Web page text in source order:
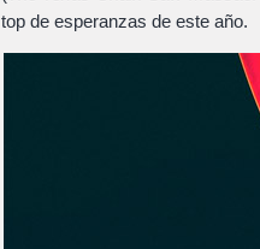
top de esperanzas de este año.